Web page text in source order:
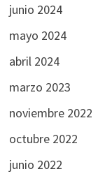
junio 2024
mayo 2024
abril 2024
marzo 2023
noviembre 2022
octubre 2022
junio 2022